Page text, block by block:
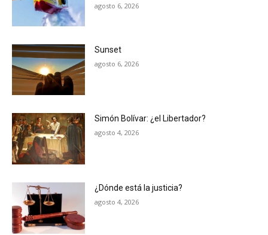
agosto 6, 2026
Sunset
agosto 6, 2026
Simón Bolívar: ¿el Libertador?
agosto 4, 2026
¿Dónde está la justicia?
agosto 4, 2026